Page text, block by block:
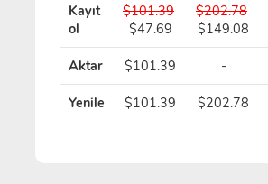
Kayıt
ol
$101.39
$47.69
$202.78
$149.08
Aktar $101.39 -
Yenile $101.39 $202.78